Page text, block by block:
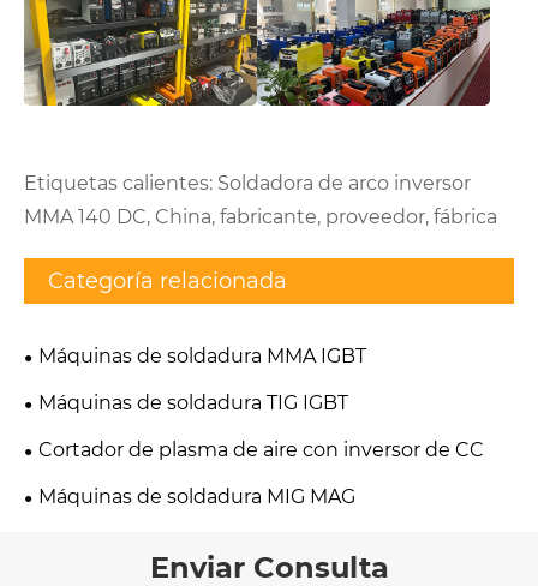
Etiquetas calientes: Soldadora de arco inversor
MMA 140 DC, China, fabricante, proveedor, fábrica
Categoría relacionada
Máquinas de soldadura MMA IGBT
Máquinas de soldadura TIG IGBT
Cortador de plasma de aire con inversor de CC
Máquinas de soldadura MIG MAG
Enviar Consulta